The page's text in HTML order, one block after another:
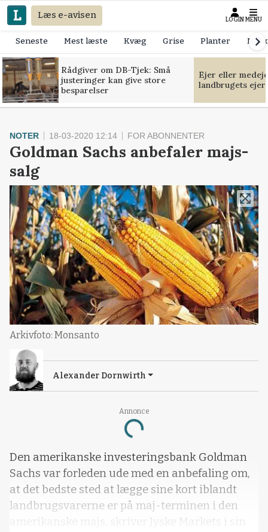
Læs e-avisen LOGIN MENU
Seneste Mest læste Kvæg Grise Planter
Rådgiver om DB-Tjek: Små
justeringer kan give store
besparelser
Ejer eller
landbrugets
Annonce
Loading...
NOTER 18-03-2020 12:14 FOR ABONNENTER
Goldman Sachs anbefaler majs-
salg
Arkivfoto: Monsanto
Alexander Dornwirth
Den amerikanske investeringsbank Goldman
Sachs var forleden ude med en anbefaling om,
at det bedste sted at lægge sine kort iblandt
landbrugsvarerne er på maj-terminen i den
amerikanske majs, skriver Jyske Markets i sin